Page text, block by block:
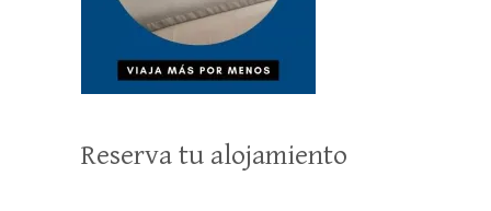
Reserva tu alojamiento